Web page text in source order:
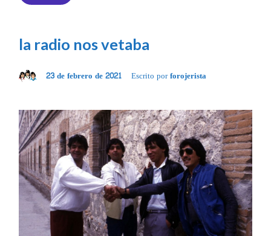
la radio nos vetaba
23 de febrero de 2021 Escrito porforojerista